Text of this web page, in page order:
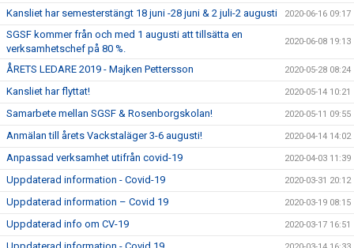
Kansliet har semesterstängt 18 juni -28 juni & 2 juli-2 augusti 2020-06-16 09:17
SGSF kommer från och med 1 augusti att tillsätta en
verksamhetschef på 80 %.
2020-06-08 19:13
ÅRETS LEDARE 2019 - Majken Pettersson 2020-05-28 08:24
Kansliet har flyttat! 2020-05-14 10:21
Samarbete mellan SGSF & Rosenborgskolan! 2020-05-11 09:55
Anmälan till årets Vackstaläger 3-6 augusti! 2020-04-14 14:02
Anpassad verksamhet utifrån covid-19 2020-04-03 11:39
Uppdaterad information - Covid-19 2020-03-31 20:12
Uppdaterad information – Covid 19 2020-03-19 08:15
Uppdaterad info om CV-19 2020-03-17 16:51